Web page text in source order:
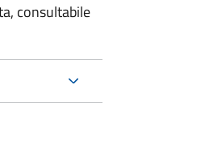
consultabile